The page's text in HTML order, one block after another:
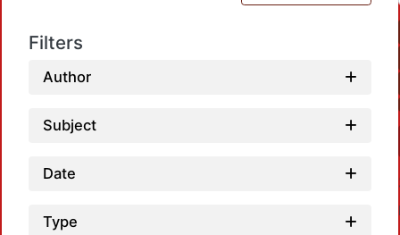
Filters
Author
Subject
Date
Type